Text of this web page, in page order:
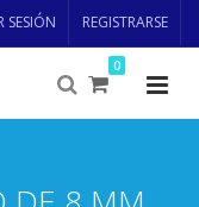
SESIÓN REGISTRARSE
0